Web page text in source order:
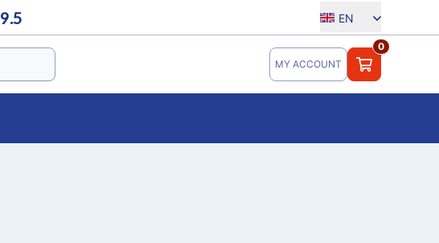
9.5 EN
MY ACCOUNT
0